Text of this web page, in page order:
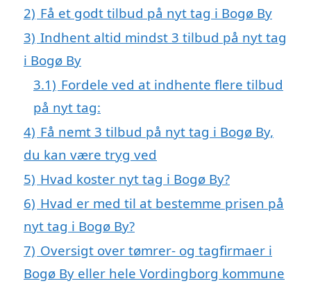
2) Få et godt tilbud på nyt tag i Bogø By
3) Indhent altid mindst 3 tilbud på nyt tag
i Bogø By
3.1) Fordele ved at indhente flere tilbud
på nyt tag:
4) Få nemt 3 tilbud på nyt tag i Bogø By,
du kan være tryg ved
5) Hvad koster nyt tag i Bogø By?
6) Hvad er med til at bestemme prisen på
nyt tag i Bogø By?
7) Oversigt over tømrer- og tagfirmaer i
Bogø By eller hele Vordingborg kommune